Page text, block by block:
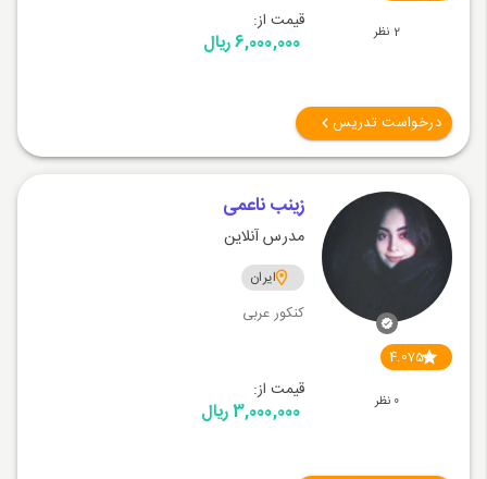
2 نظر قیمت از:
6,000,000 ریال
درخواست تدریس
4.075
0 نظر
زینب ناعمی
مدرس آنلاین
ایران
کنکور عربی
قیمت از:
3,000,000 ریال